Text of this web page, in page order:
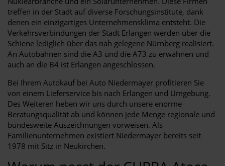
treffen in der Stadt auf diverse Forschungsinstitute, dank
denen ein einzigartiges Unternehmensklima entsteht. Die
Verkehrsverbindungen der Stadt Erlangen werden über die
Schiene lediglich über das nah gelegene Nürnberg realisiert.
An Autobahnen sind die A3 und die A73 zu erwähnen und
auch an die B4 ist Erlangen angeschlossen.
Bei Ihrem Autokauf bei Auto Niedermayer profitieren Sie
von einem Lieferservice bis nach Erlangen und Umgebung.
Des Weiteren heben wir uns durch unsere enorme
Beratungsqualität ab und können jede Menge regionale und
bundesweite Auszeichnungen vorweisen. Als
Familienunternehmen existiert Niedermayer bereits seit
1978 mit Sitz in Neukirchen.